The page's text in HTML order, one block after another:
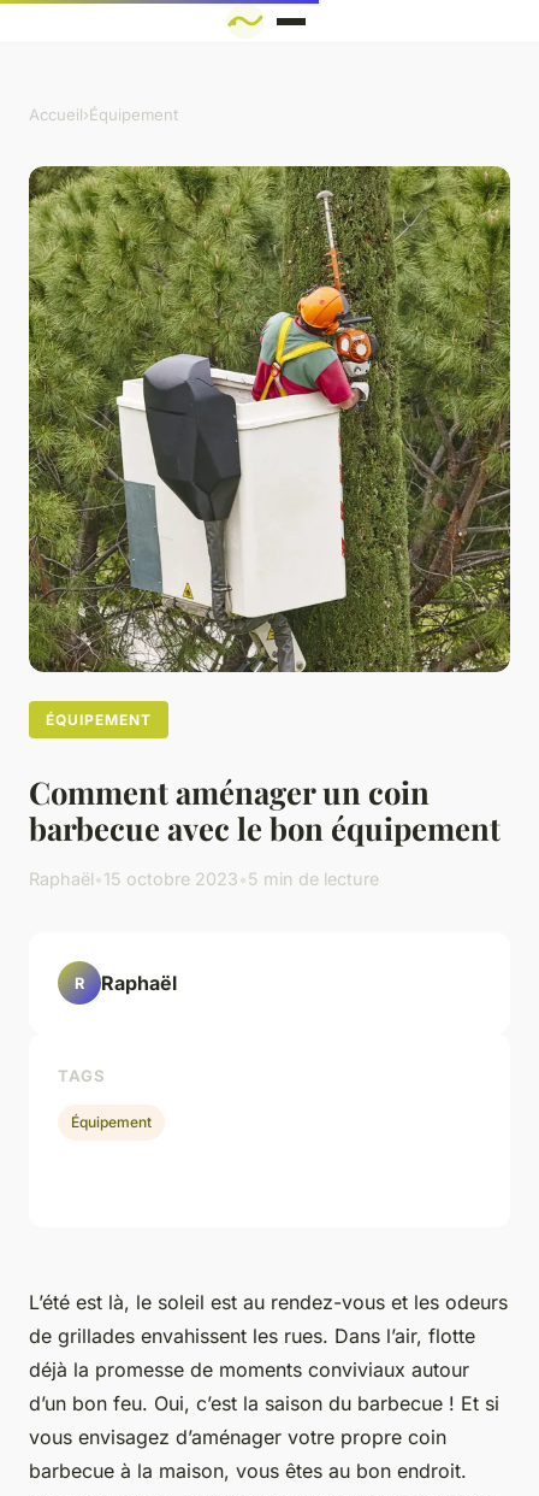
Accueil›Équipement
ÉQUIPEMENT
Comment aménager un coin
barbecue avec le bon équipement
Raphaël•15 octobre 2023•5 min de lecture
L’été est là, le soleil est au rendez-vous et les odeurs
de grillades envahissent les rues. Dans l’air, flotte
déjà la promesse de moments conviviaux autour
d’un bon feu. Oui, c’est la saison du barbecue ! Et si
vous envisagez d’aménager votre propre coin
barbecue à la maison, vous êtes au bon endroit.
R Raphaël
TAGS
Équipement